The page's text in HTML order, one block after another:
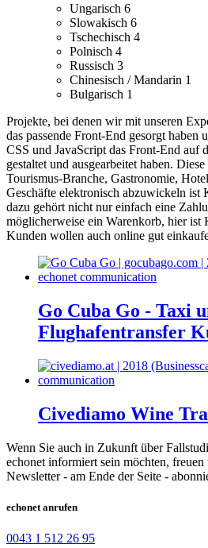
Ungarisch 6
Slowakisch 6
Tschechisch 4
Polnisch 4
Russisch 3
Chinesisch / Mandarin 1
Bulgarisch 1
Projekte, bei denen wir mit unseren
das passende Front-End gesorgt
CSS und JavaScript das Front-End auf
gestaltet und ausgearbeitet haben. Diese
Tourismus-Branche, Gastronomie,
Geschäfte elektronisch abzuwickeln ist
dazu gehört nicht nur einfach eine
möglicherweise ein Warenkorb, hier ist
Kunden wollen auch online gut
Go Cuba Go - Taxi
Flughafentransfer
Civediamo Wine
Wenn Sie auch in Zukunft über
echonet informiert sein möchten,
Newsletter - am Ende der Seite -
echonet anrufen
0043 1 512 26 95